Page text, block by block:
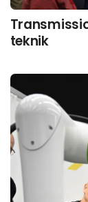
teknik